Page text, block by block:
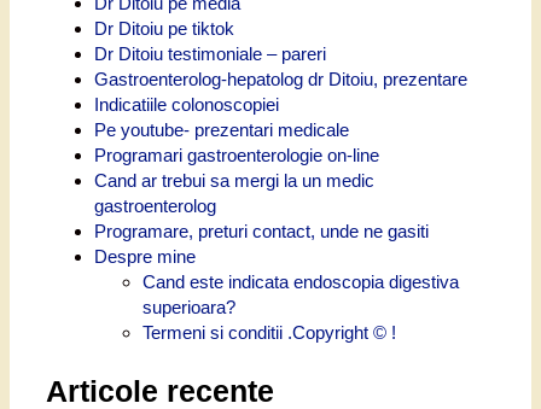
Dr Ditoiu pe tiktok
Dr Ditoiu testimoniale – pareri
Gastroenterolog-hepatolog dr Ditoiu, prezentare
Indicatiile colonoscopiei
Pe youtube- prezentari medicale
Programari gastroenterologie on-line
Cand ar trebui sa mergi la un medic
gastroenterolog
Programare, preturi contact, unde ne gasiti
Despre mine
Cand este indicata endoscopia digestiva
superioara?
Termeni si conditii .Copyright © !
Articole recente